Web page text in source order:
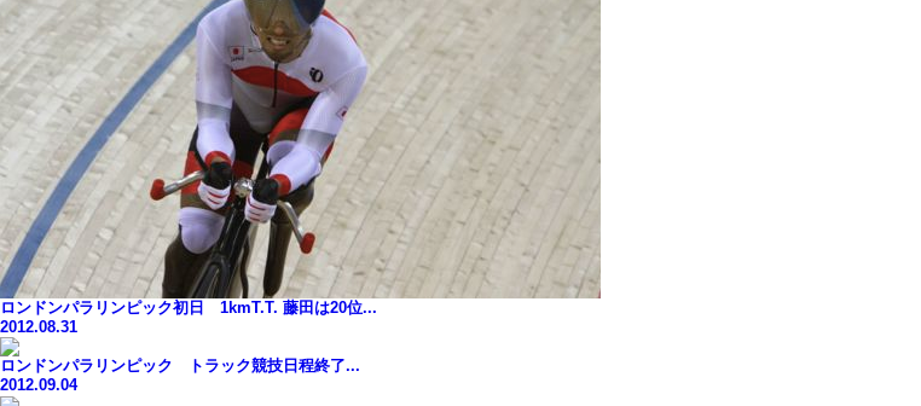
ロンドンパラリンピック初日 1kmT.T. 藤田は20位...
2012.08.31
ロンドンパラリンピック トラック競技日程終了...
2012.09.04